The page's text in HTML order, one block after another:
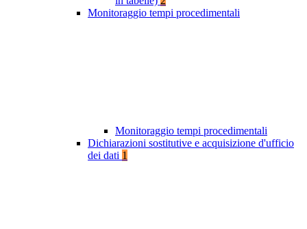
Monitoraggio tempi procedimentali
Monitoraggio tempi procedimentali
Dichiarazioni sostitutive e acquisizione d'ufficio
dei dati 1